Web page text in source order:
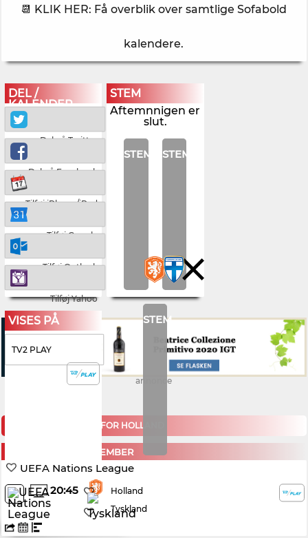
📆 KLIK HER: Få overblik over samtlige Sofabold
kalendere.
DEL /
KALENDER
Del på Twitter
Del på Facebook
Tilføj iPhone/iPad
Tilføj Google
Tilføj Outlook
Tilføj Yahoo
STEM
Aftemnnigen er
slut.
STEM STEM
STEM
VISES PÅ
TV2 PLAY
annonce
KOMMENDE KAMPE FOR HOLLAND
THURSDAY, 24. SEPTEMBER
UEFA Nations League
20:45
Holland
Tyskland